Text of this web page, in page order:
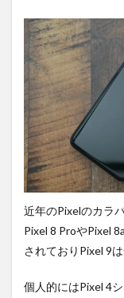
近年のPixelのカラ
Pixel 8 ProやPixel
されておりPixel 9
個人的にはPixel 4